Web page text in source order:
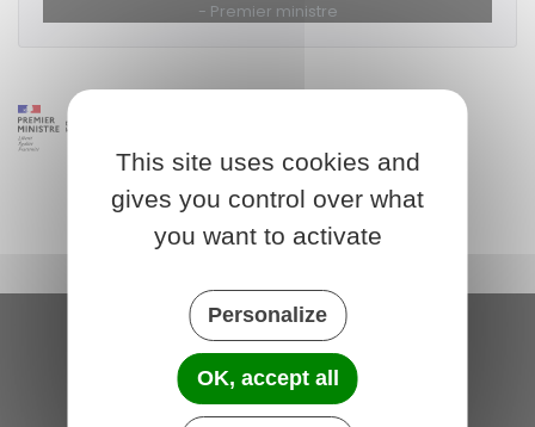
- Premier ministre
Saint-Michel-de-Plélan
4 rue des Terre Neuvas
This site uses cookies and
gives you control over what
you want to activate
Personalize
OK, accept all